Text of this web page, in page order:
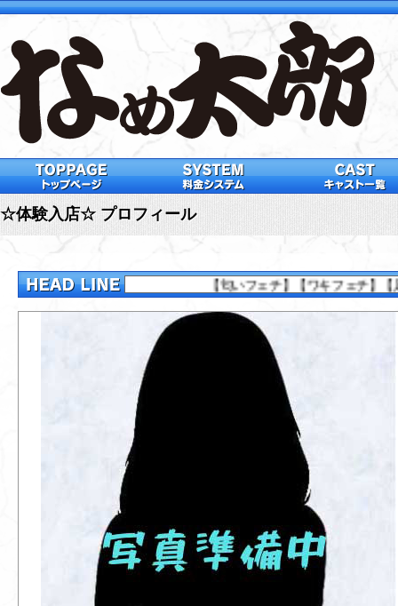
☆体験入店☆ プロフィール
【匂いフェチ】【ワキフェチ】【足フ